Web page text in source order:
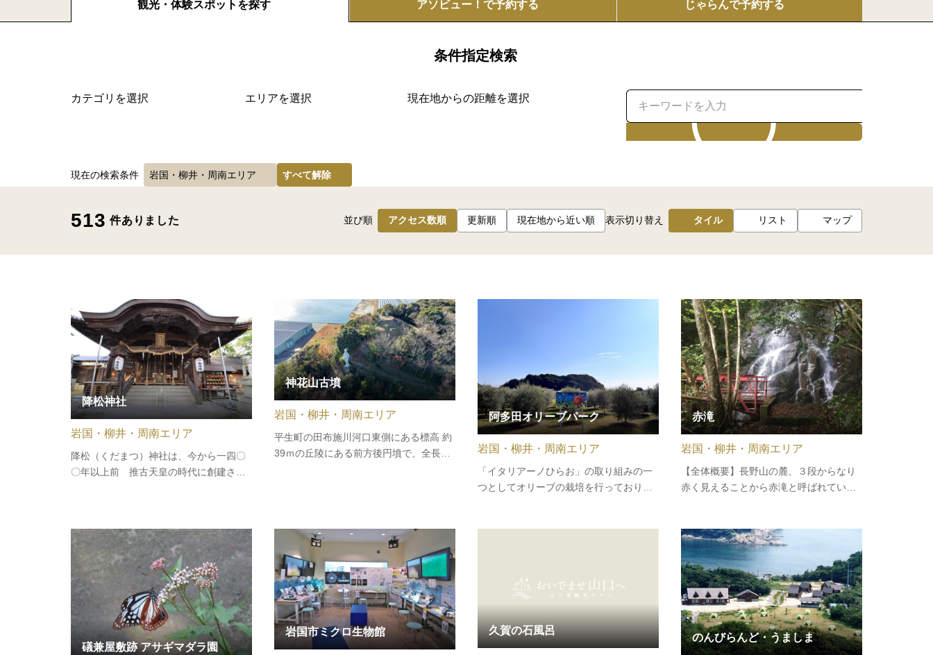
観光・体験スポットを探す アソビュー！で予約する じゃらんで予約する
条件指定検索
カテゴリを選択 エリアを選択 現在地からの距離を選択
現在の検索条件 岩国・柳井・周南エリア すべて解除
513 件ありました 並び順 アクセス数順 更新順 現在地から近い順 表示切り替え タイル リスト マップ
降松神社
降松（くだまつ）神社は、今から一四〇
〇年以上前 推古天皇の時代に創建され
中宮(ちゅうぐう)があり、そして山の麓
に若宮（わかみや）があります。若…
岩国・柳井・周南エリア
神花山古墳
平生町の田布施川河口東側にある標高 約
39ｍの丘陵にある前方後円墳で、全長30
民俗資料館に展示されており、これ…
岩国・柳井・周南エリア 阿多田オリーブパーク
「イタリアーノひらお」の取り組みの一
つとしてオリーブの栽培を行っており、
岩国・柳井・周南エリア
赤滝
【全体概要】長野山の麓、３段からなり
赤く見えることから赤滝と呼ばれていま
岩国・柳井・周南エリア
礒兼屋敷跡 アサギマダラ園
岩国市ミクロ生物館 久賀の石風呂
のんびらんど・うましま